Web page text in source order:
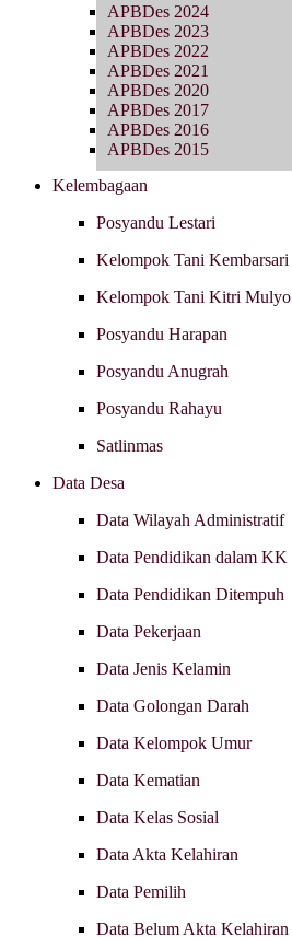
APBDes 2024
APBDes 2023
APBDes 2022
APBDes 2021
APBDes 2020
APBDes 2017
APBDes 2016
APBDes 2015
Kelembagaan
Posyandu Lestari
Kelompok Tani Kembarsari
Kelompok Tani Kitri Mulyo
Posyandu Harapan
Posyandu Anugrah
Posyandu Rahayu
Satlinmas
Data Desa
Data Wilayah Administratif
Data Pendidikan dalam KK
Data Pendidikan Ditempuh
Data Pekerjaan
Data Jenis Kelamin
Data Golongan Darah
Data Kelompok Umur
Data Kematian
Data Kelas Sosial
Data Akta Kelahiran
Data Pemilih
Data Belum Akta Kelahiran